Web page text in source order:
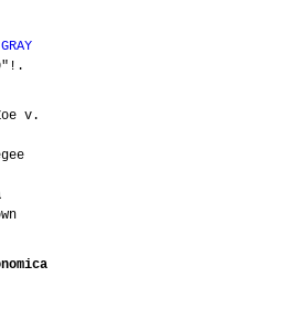
GRAY
v.